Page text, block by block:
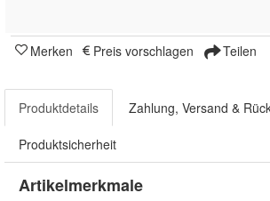
Merken Preis vorschlagen Teilen
Produktdetails Zahlung, Versand &
Produktsicherheit
Artikelmerkmale